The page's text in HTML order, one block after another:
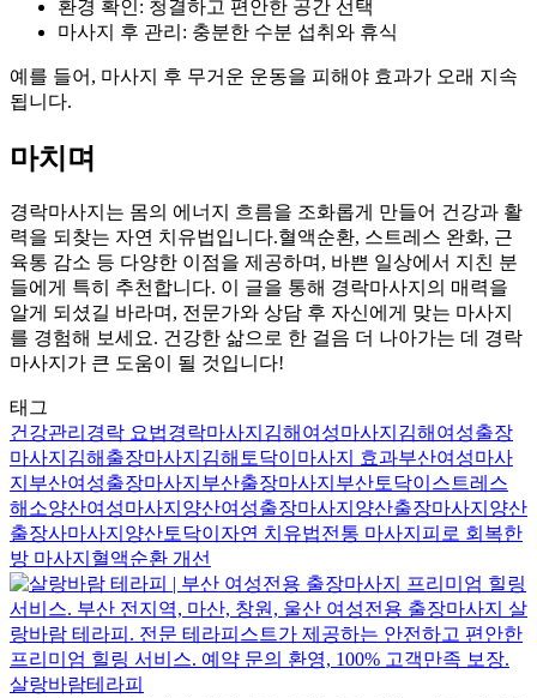
환경 확인: 청결하고 편안한 공간 선택
마사지 후 관리: 충분한 수분 섭취와 휴식
예를 들어, 마사지 후 무거운 운동을 피해야 효과가 오래 지속
됩니다.
마치며
경락마사지는 몸의 에너지 흐름을 조화롭게 만들어 건강과 활
력을 되찾는 자연 치유법입니다.혈액순환, 스트레스 완화, 근
육통 감소 등 다양한 이점을 제공하며, 바쁜 일상에서 지친 분
들에게 특히 추천합니다. 이 글을 통해 경락마사지의 매력을
알게 되셨길 바라며, 전문가와 상담 후 자신에게 맞는 마사지
를 경험해 보세요. 건강한 삶으로 한 걸음 더 나아가는 데 경락
마사지가 큰 도움이 될 것입니다!
태그
건강관리 경락 요법경락마사지 김해여성마사지 김해여성출장
마사지 김해출장마사지 김해토닥이 마사지 효과부산여성마사
지 부산여성출장마사지 부산출장마사지 부산토닥이 스트레스
해소양산여성마사지 양산여성출장마사지 양산출장마사지 양산
출장사마사지 양산토닥이 자연 치유법전통 마사지 피로 회복한
방 마사지 혈액순환 개선
살랑바람테라피